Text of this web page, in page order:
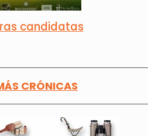
candidatas
CRÓNICAS